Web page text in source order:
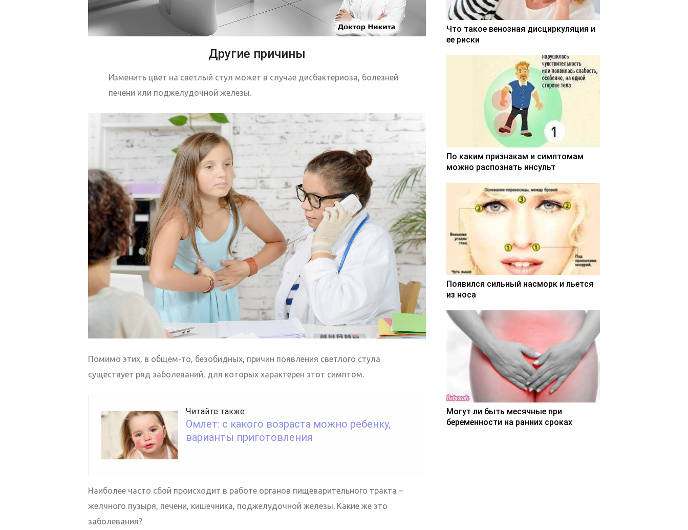
Другие причины
Изменить цвет на светлый стул может в случае дисбактериоза, болезней
печени или поджелудочной железы.
Помимо этих, в общем-то, безобидных, причин появления светлого стула
существует ряд заболеваний, для которых характерен этот симптом.
Читайте также:
Омлет: с какого возраста можно ребенку,
варианты приготовления
Наиболее часто сбой происходит в работе органов пищеварительного тракта –
желчного пузыря, печени, кишечника, поджелудочной железы. Какие же это
заболевания?
Что такое венозная дисциркуляция и
ее риски
По каким признакам и симптомам
можно распознать инсульт
Появился сильный насморк и льется
из носа
Могут ли быть месячные при
беременности на ранних сроках